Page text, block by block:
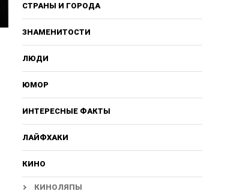
СТРАНЫ И ГОРОДА
ЗНАМЕНИТОСТИ
ЛЮДИ
ЮМОР
ИНТЕРЕСНЫЕ ФАКТЫ
ЛАЙФХАКИ
КИНО
КИНОЛЯПЫ